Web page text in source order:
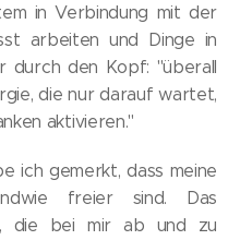
in Verbindung mit der
arbeiten und Dinge in
durch den Kopf: "überall
die nur darauf wartet,
aktivieren."
ich gemerkt, dass meine
freier sind. Das
die bei mir ab und zu